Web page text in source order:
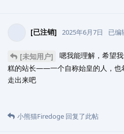
[已注销] 2025年6月7日 已编
[未知用户]
嗯我能理解，希望
糕的站长——一个自称始皇的人，也
走出来吧
小熊猫Firedoge 回复了此帖